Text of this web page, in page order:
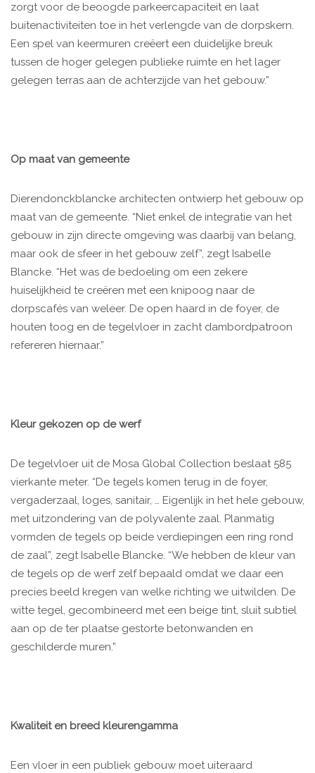
zorgt voor de beoogde parkeercapaciteit en laat
buitenactiviteiten toe in het verlengde van de dorpskern.
Een spel van keermuren creëert een duidelijke breuk
tussen de hoger gelegen publieke ruimte en het lager
gelegen terras aan de achterzijde van het gebouw.”
Op maat van gemeente
Dierendonckblancke architecten ontwierp het gebouw op
maat van de gemeente. “Niet enkel de integratie van het
gebouw in zijn directe omgeving was daarbij van belang,
maar ook de sfeer in het gebouw zelf”, zegt Isabelle
Blancke. “Het was de bedoeling om een zekere
huiselijkheid te creëren met een knipoog naar de
dorpscafés van weleer. De open haard in de foyer, de
houten toog en de tegelvloer in zacht dambordpatroon
refereren hiernaar.”
Kleur gekozen op de werf
De tegelvloer uit de Mosa Global Collection beslaat 585
vierkante meter. “De tegels komen terug in de foyer,
vergaderzaal, loges, sanitair, … Eigenlijk in het hele gebouw,
met uitzondering van de polyvalente zaal. Planmatig
vormden de tegels op beide verdiepingen een ring rond
de zaal”, zegt Isabelle Blancke. “We hebben de kleur van
de tegels op de werf zelf bepaald omdat we daar een
precies beeld kregen van welke richting we uitwilden. De
witte tegel, gecombineerd met een beige tint, sluit subtiel
aan op de ter plaatse gestorte betonwanden en
geschilderde muren.”
Kwaliteit en breed kleurengamma
Een vloer in een publiek gebouw moet uiteraard